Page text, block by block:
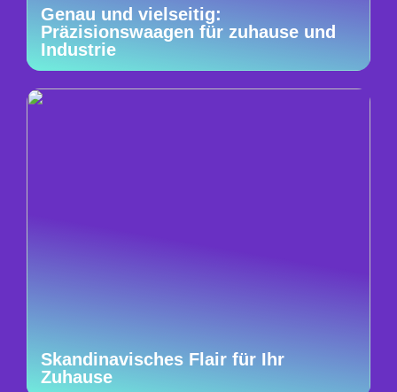
Genau und vielseitig:
Präzisionswaagen für zuhause und
Industrie
Skandinavisches Flair für Ihr
Zuhause